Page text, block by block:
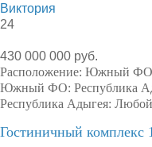
Виктория
24
430 000 000 руб.
Расположение: Южный ФО
Южный ФО: Республика
Республика Адыгея: Любой
Гостиничный комплекс